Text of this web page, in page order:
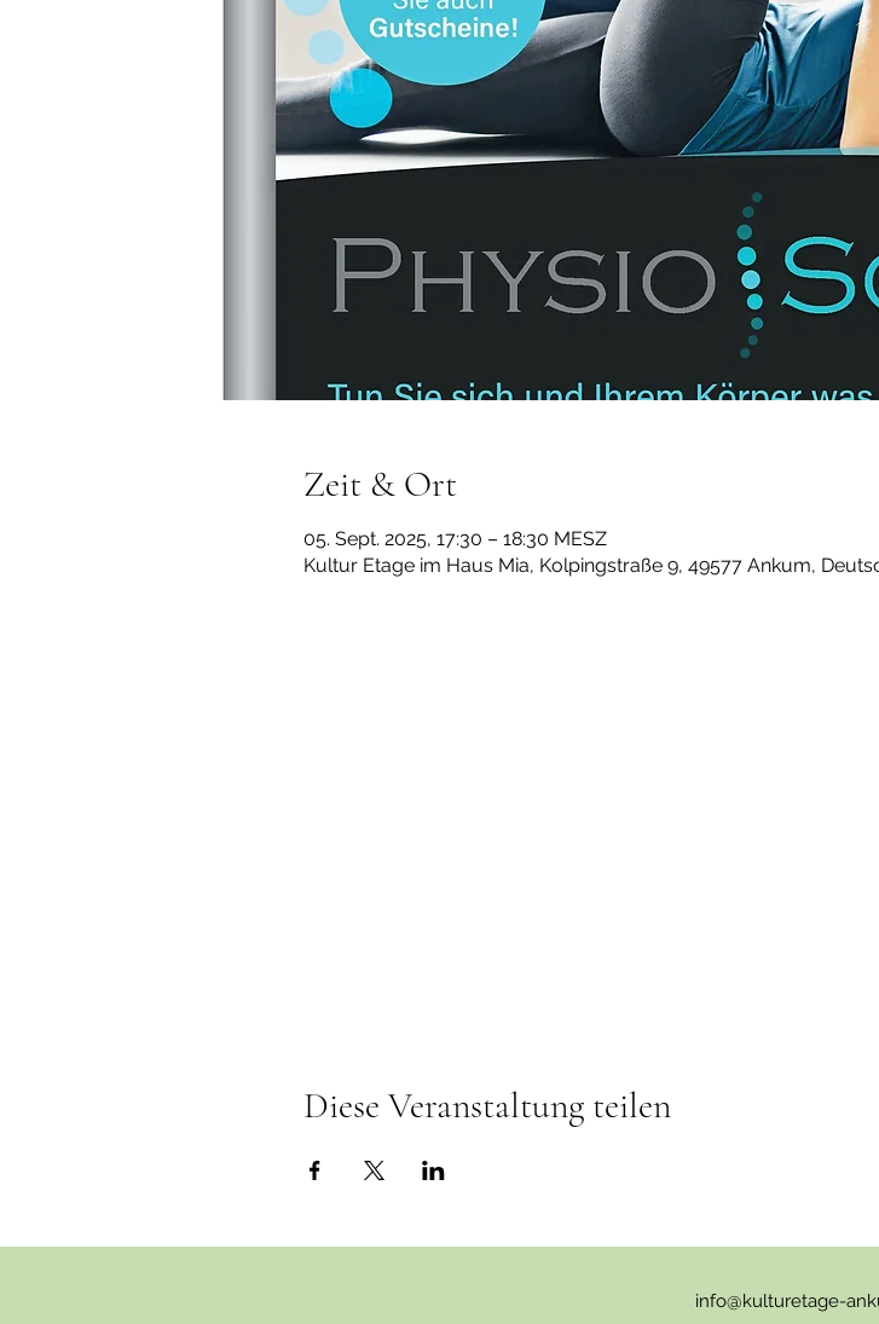
Zeit & Ort
05. Sept. 2025, 17:30 – 18:30 MESZ
Kultur Etage im Haus Mia, Kolpingstraße 9, 49577 Ankum,
Diese Veranstaltung teilen
info@kulturetage-